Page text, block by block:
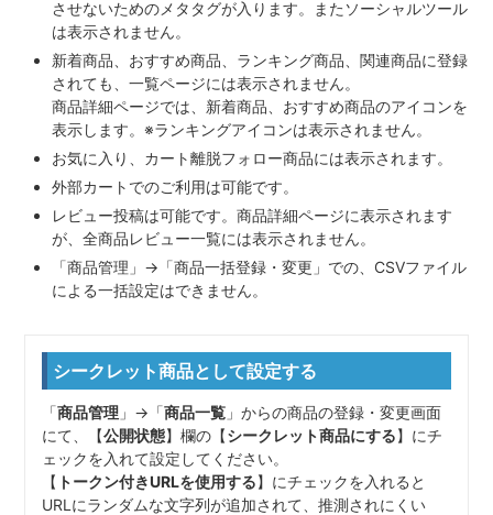
させないためのメタタグが入ります。またソーシャルツール
は表示されません。
新着商品、おすすめ商品、ランキング商品、関連商品に登録
されても、一覧ページには表示されません。
商品詳細ページでは、新着商品、おすすめ商品のアイコンを
表示します。※ランキングアイコンは表示されません。
お気に入り、カート離脱フォロー商品には表示されます。
外部カートでのご利用は可能です。
レビュー投稿は可能です。商品詳細ページに表示されます
が、全商品レビュー一覧には表示されません。
「商品管理」→「商品一括登録・変更」での、CSVファイル
による一括設定はできません。
シークレット商品として設定する
「商品管理 」→「商品一覧 」からの商品の登録・変更画面
にて、【公開状態】欄の【シークレット商品にする】にチ
ェックを入れて設定してください。
【 トークン付きURLを使用する】にチェックを入れると
URLにランダムな文字列が追加されて、推測されにくい